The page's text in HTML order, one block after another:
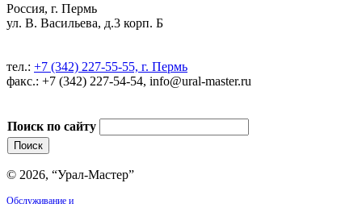
Россия, г. Пермь
ул. В. Васильева, д.3 корп. Б
тел.: +7 (342) 227-55-55, г. Пермь
факс.: +7 (342) 227-54-54, info@ural-master.ru
Поиск по сайту
© 2026, “Урал-Мастер”
Обслуживание и